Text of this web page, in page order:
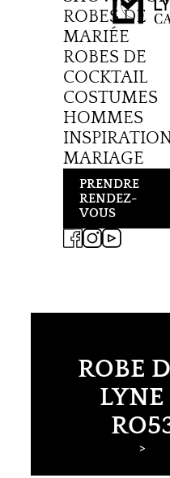
ROBES DE
MARIÉE
ROBES DE
COCKTAIL
COSTUMES
HOMMES
MARIAGE
PRENDRE
RENDEZ-
VOUS
ROBE